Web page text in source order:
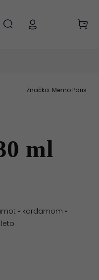
ml
• kardamom •
Značka: Memo Paris